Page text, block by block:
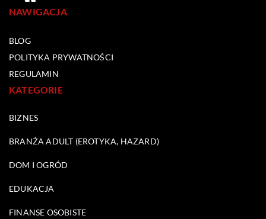
NAWIGACJA
BLOG
POLITYKA PRYWATNOŚCI
REGULAMIN
KATEGORIE
BIZNES
BRANŻA ADULT (EROTYKA, HAZARD)
DOM I OGRÓD
EDUKACJA
FINANSE OSOBISTE